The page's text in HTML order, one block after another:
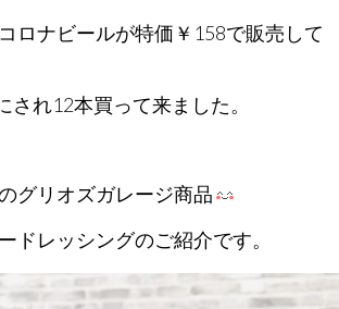
ロナビールが特価￥158で販売して
され12本買って来ました。
グリオズガレージ商品
ドレッシングのご紹介です。